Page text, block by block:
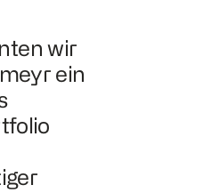
wir
ein